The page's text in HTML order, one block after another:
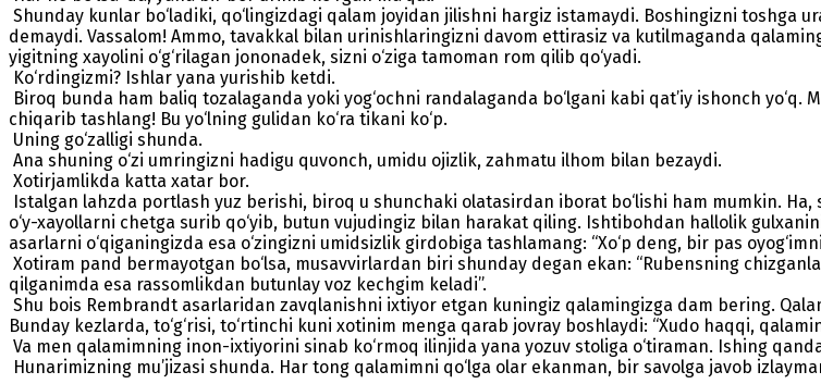
Shunday kunlar bo‘ladiki, qo‘lingizdagi qalam joyidan jilishni hargiz istamaydi. Boshingizni toshga
demaydi. Vassalom! Ammo, tavakkal bilan urinishlaringizni davom ettirasiz va kutilmaganda
yigitning xayolini o‘g‘rilagan jononadek, sizni o‘ziga tamoman rom qilib qo‘yadi.
Ko‘rdingizmi? Ishlar yana yurishib ketdi.
Biroq bunda ham baliq tozalaganda yoki yog‘ochni randalaganda bo‘lgani kabi qat’iy ishonch
chiqarib tashlang! Bu yo‘lning gulidan ko‘ra tikani ko‘p.
Uning go‘zalligi shunda.
Ana shuning o‘zi umringizni hadigu quvonch, umidu ojizlik, zahmatu ilhom bilan bezaydi.
Xotirjamlikda katta xatar bor.
Istalgan lahzda portlash yuz berishi, biroq u shunchaki olatasirdan iborat bo‘lishi ham mumkin.
o‘y-xayollarni chetga surib qo‘yib, butun vujudingiz bilan harakat qiling. Ishtibohdan hallolik
asarlarni o‘qiganingizda esa o‘zingizni umidsizlik girdobiga tashlamang: “Xo‘p deng, bir pas
Xotiram pand bermayotgan bo‘lsa, musavvirlardan biri shunday degan ekan: “Rubensning
qilganimda esa rassomlikdan butunlay voz kechgim keladi”.
Shu bois Rembrandt asarlaridan zavqlanishni ixtiyor etgan kuningiz qalamingizga dam bering.
Bunday kezlarda, to‘g‘risi, to‘rtinchi kuni xotinim menga qarab jovray boshlaydi: “Xudo haqqi,
Va men qalamimning inon-ixtiyorini sinab ko‘rmoq ilinjida yana yozuv stoliga o‘tiraman. Ishing
Hunarimizning mu’jizasi shunda. Har tong qalamimni qo‘lga olar ekanman, bir savolga javob